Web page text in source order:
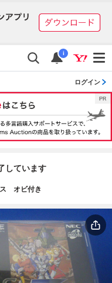
i
ログイン
しています
ス オビ付き